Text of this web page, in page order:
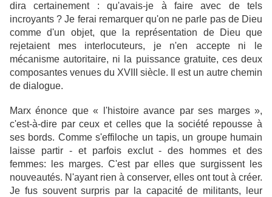
dira certainement : qu'avais-je à faire avec de tels
incroyants ? Je ferai remarquer qu'on ne parle pas de Dieu
comme d'un objet, que la représentation de Dieu que
rejetaient mes interlocuteurs, je n'en accepte ni le
mécanisme autoritaire, ni la puissance gratuite, ces deux
composantes venues du XVIII siècle. Il est un autre chemin
de dialogue.
Marx énonce que « l'histoire avance par ses marges »,
c'est-à-dire par ceux et celles que la société repousse à
ses bords. Comme s'effiloche un tapis, un groupe humain
laisse partir - et parfois exclut - des hommes et des
femmes: les marges. C'est par elles que surgissent les
nouveautés. N'ayant rien à conserver, elles ont tout à créer.
Je fus souvent surpris par la capacité de militants, leur